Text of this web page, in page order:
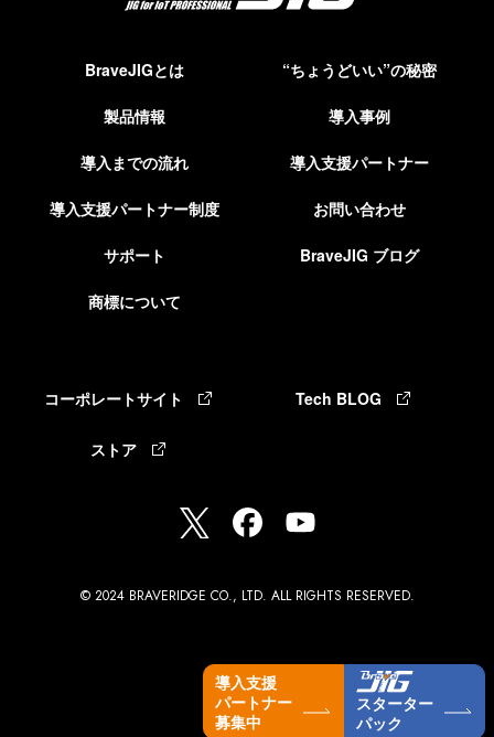
BraveJIGとは “ちょうどいい”の秘密
製品情報 導入事例
導入までの流れ 導入支援パートナー
導入支援パートナー制度 お問い合わせ
商標について
BraveJIG ブログ
サポート
コーポレートサイト Tech BLOG
ストア
© 2024 BRAVERIDGE CO., LTD. ALL RIGHTS RESERVED.
導入支援
パートナー
募集中
スターター
パック